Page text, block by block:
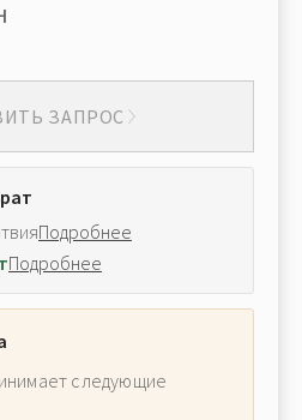
ЗАПРОС
Подробнее
Подробнее
следующие